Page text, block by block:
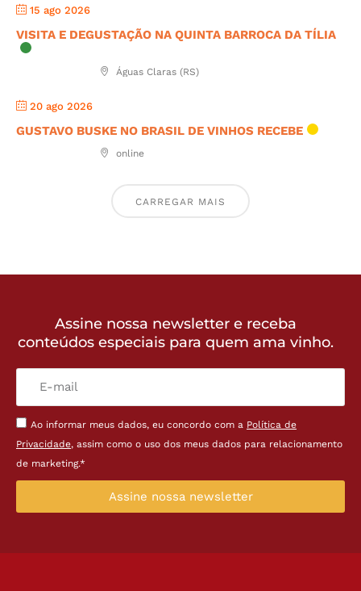
15 ago 2026
VISITA E DEGUSTAÇÃO NA QUINTA BARROCA DA TÍLIA
Águas Claras (RS)
20 ago 2026
GUSTAVO BUSKE NO BRASIL DE VINHOS RECEBE
online
CARREGAR MAIS
Assine nossa newsletter e receba
conteúdos especiais para quem ama vinho.
Ao informar meus dados, eu concordo com a Política de
Privacidade, assim como o uso dos meus dados para relacionamento
de marketing.*
Assine nossa newsletter